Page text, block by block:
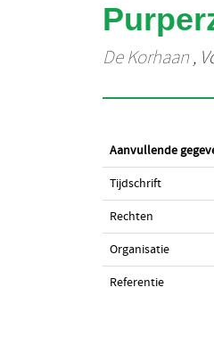
De Korhaan,
Aanvullende
Tijdschrift
Rechten
Organisatie
Referentie